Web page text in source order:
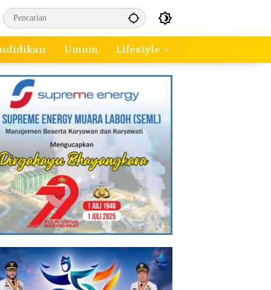
Umum Lifestyle